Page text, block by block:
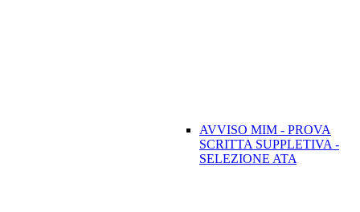
AVVISO MIM - PROVA
SCRITTA SUPPLETIVA -
SELEZIONE ATA